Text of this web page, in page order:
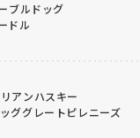
ブルドッグ
ドル
アンハスキー
ググレートピレニーズ